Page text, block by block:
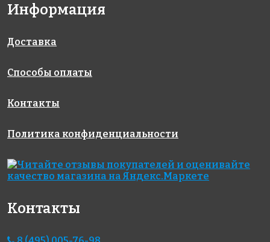
Информация
Доставка
Способы оплаты
Контакты
Политика конфиденциальности
Контакты